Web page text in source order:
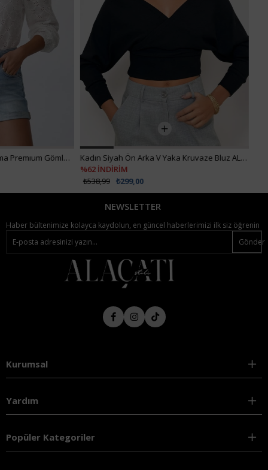
Kadın Siyah Ön Arka V Yaka Kruvaze Bluz ALC-019-053-BLZ
NEWSLETTER
Haber bültenimize kolayca kaydolun, en güncel haberlerimizi ilk siz öğrenin
Gönder
Kurumsal
Yardım
Popüler Kategoriler